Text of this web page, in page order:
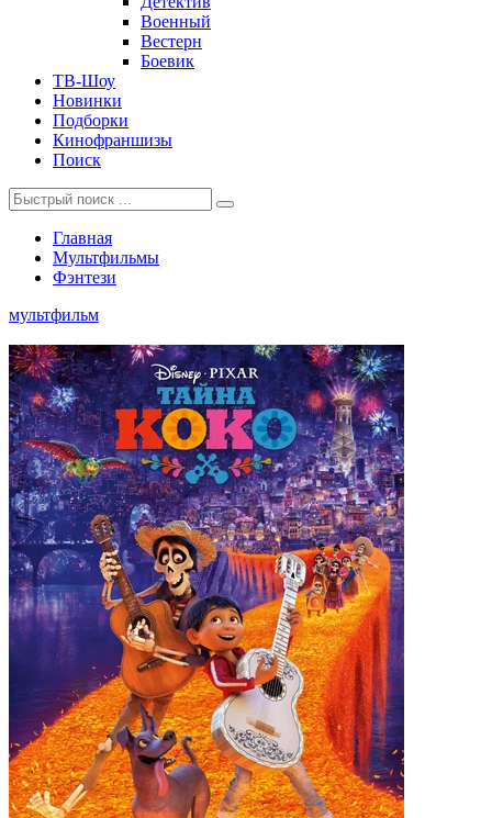
Военный
Вестерн
Боевик
ТВ-Шоу
Новинки
Подборки
Кинофраншизы
Поиск
Главная
Мультфильмы
Фэнтези
мультфильм